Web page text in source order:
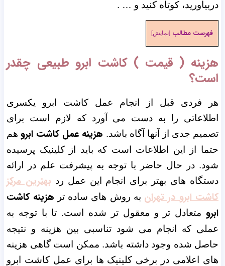
دربیاورید، کوتاه کنید و … .
فهرست مطالب [نمایش]
هزینه ( قیمت ) کاشت ابرو طبیعی چقدر
است؟
هر فردی قبل از انجام عمل کاشت ابرو یکسری
اطلاعاتی را به دست می آورد که لازم است برای
تصمیم جدی از آنها آگاه باشد. هزینه عمل کاشت ابرو هم
حتما از این اطلاعات است که باید از کلینیک پرسیده
شود. در حال حاضر با توجه به پیشرفت علم در ارائه
دستگاه های بهتر برای انجام این عمل رد بهترین مرکز
کاشت ابرو در تهران به روش های ساده تر هزینه کاشت
ابرو متعادل تر و معقول تر شده است. تا با توجه به
عملی که انجام می شود تناسبی بین هزینه و نتیجه
حاصل شده وجود داشته باشد. ممکن است گاهی هزینه
های اعلامی در برخی کلینیک ها برای عمل کاشت ابرو